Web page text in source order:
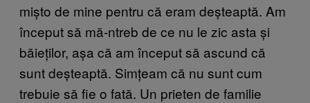
mișto de mine pentru că eram deșteaptă. Am
început să mă-ntreb de ce nu le zic asta și
băieților, așa că am început să ascund că
sunt deșteaptă. Simțeam că nu sunt cum
trebuie să fie o fată. Un prieten de familie